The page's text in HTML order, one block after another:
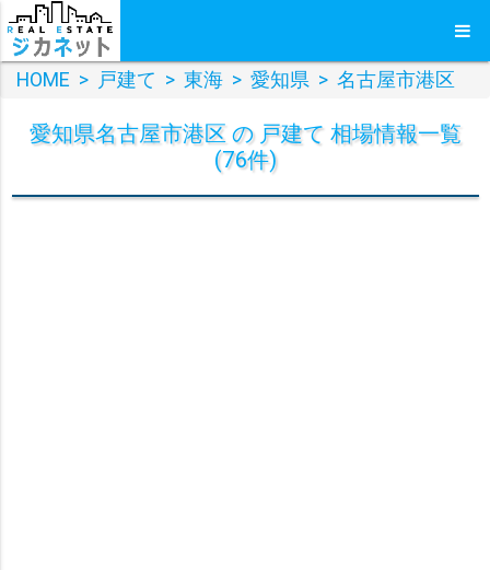
HOME > 戸建て > 東海 > 愛知県 > 名古屋市港区
愛知県名古屋市港区 の 戸建て 相場情報一覧
(76件)